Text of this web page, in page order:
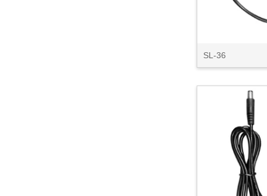
SL-36